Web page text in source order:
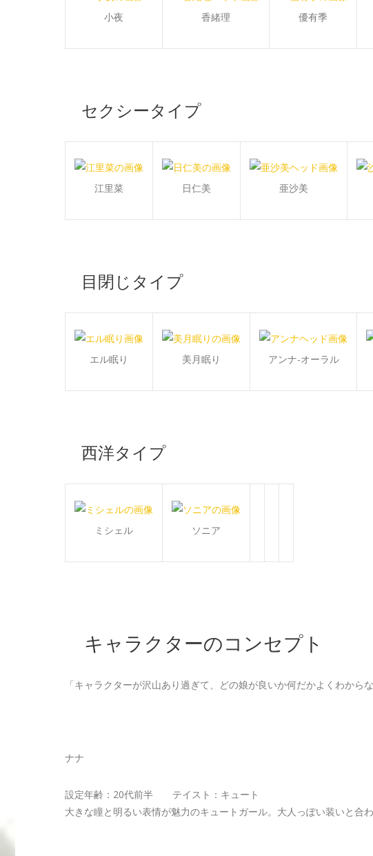
小夜 香緒理 優有季
セクシータイプ
江里菜 日仁美 亜沙美
目閉じタイプ
エル眠り 美月眠り アンナ-オーラル
西洋タイプ
ミシェル ソニア
キャラクターのコンセプト
「キャラクターが沢山あり過ぎて、どの娘が良いか何だかよくわか
ナナ
設定年齢：20代前半 テイスト：キュート
大きな瞳と明るい表情が魅力のキュートガール。大人っぽい装いと合